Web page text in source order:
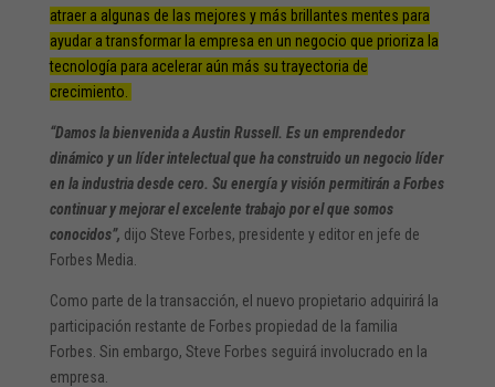
atraer a algunas de las mejores y más brillantes mentes para
ayudar a transformar la empresa en un negocio que prioriza la
tecnología para acelerar aún más su trayectoria de
crecimiento.
“Damos la bienvenida a Austin Russell. Es un emprendedor
dinámico y un líder intelectual que ha construido un negocio líder
en la industria desde cero. Su energía y visión permitirán a Forbes
continuar y mejorar el excelente trabajo por el que somos
conocidos”, dijo Steve Forbes, presidente y editor en jefe de
Forbes Media.
Como parte de la transacción, el nuevo propietario adquirirá la
participación restante de Forbes propiedad de la familia
Forbes. Sin embargo, Steve Forbes seguirá involucrado en la
empresa.